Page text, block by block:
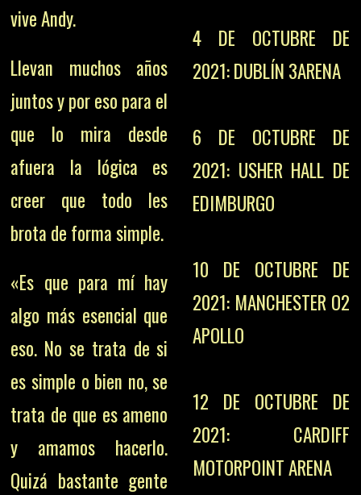
vive Andy.
Llevan muchos años
juntos y por eso para el
que lo mira desde
afuera la lógica es
creer que todo les
brota de forma simple.
«Es que para mí hay
algo más esencial que
eso. No se trata de si
es simple o bien no, se
trata de que es ameno
y amamos hacerlo.
Quizá bastante gente
4 DE OCTUBRE DE
2021: DUBLÍN 3ARENA
6 DE OCTUBRE DE
2021: USHER HALL DE
EDIMBURGO
10 DE OCTUBRE DE
2021: MANCHESTER O2
APOLLO
12 DE OCTUBRE DE
2021: CARDIFF
MOTORPOINT ARENA